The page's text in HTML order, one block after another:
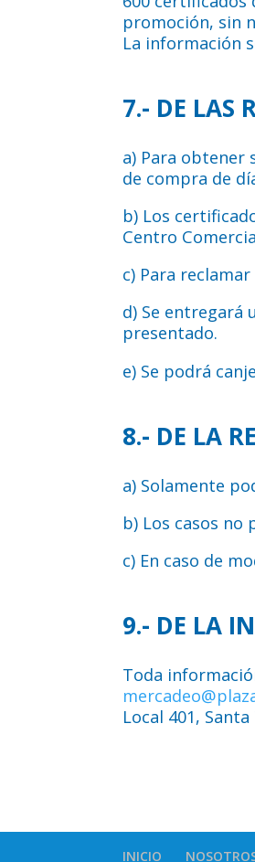
promoción, sin
La información
7.- DE LAS
a) Para obtener
de compra de
b) Los
Centro
c) Para
d) Se entregará
presentado.
e) Se podrá
8.- DE LA
a) Solamente
b) Los casos
c) En caso de
9.- DE LA
Toda
Local 401,
INICIO